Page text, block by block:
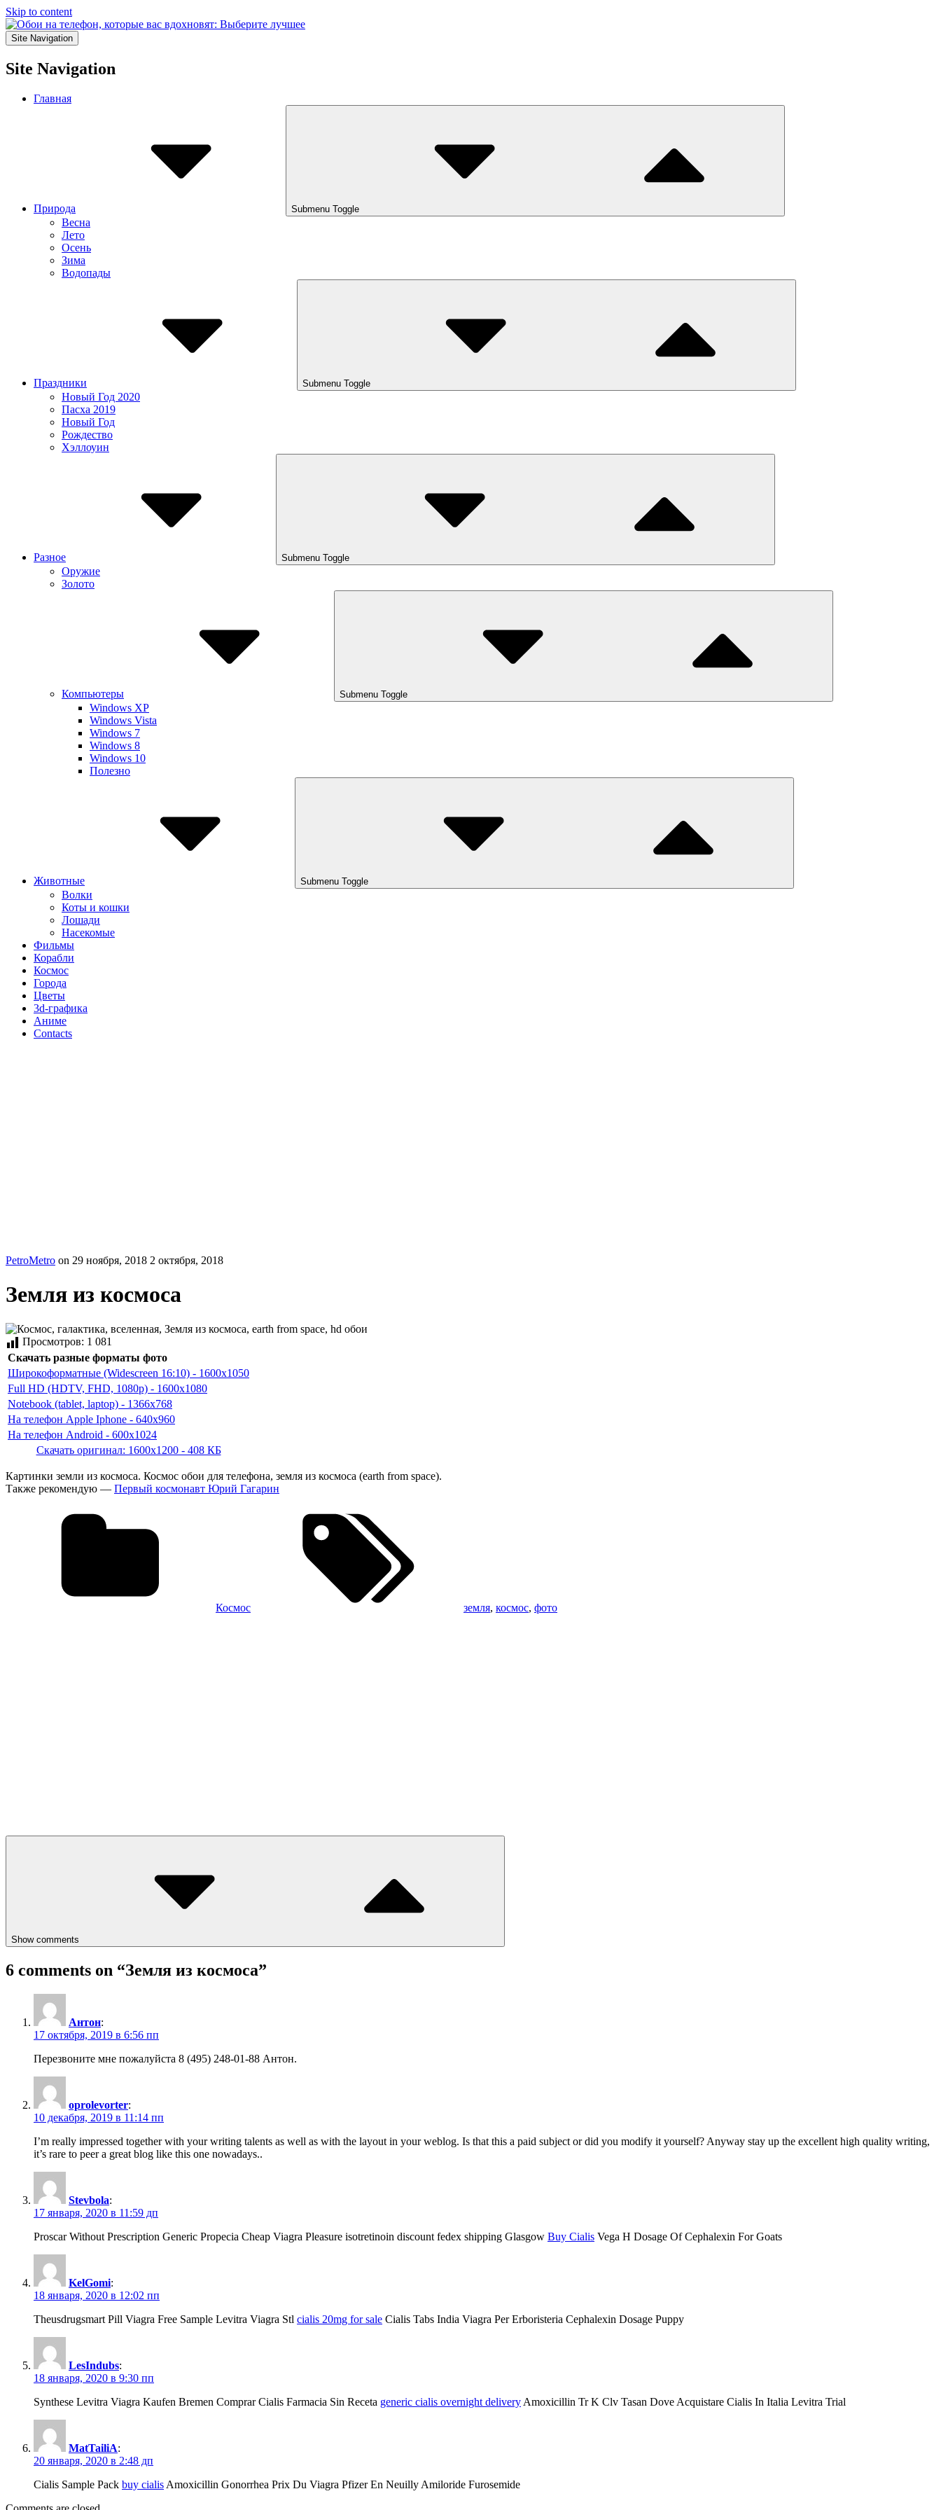
Skip to content
Site Navigation
Site Navigation
Главная
Природа Submenu Toggle
Весна
Лето
Осень
Зима
Водопады
Праздники Submenu Toggle
Новый Год 2020
Пасха 2019
Новый Год
Рождество
Хэллоуин
Разное Submenu Toggle
Оружие
Золото
Компьютеры Submenu Toggle
Windows XP
Windows Vista
Windows 7
Windows 8
Windows 10
Полезно
Животные Submenu Toggle
Волки
Коты и кошки
Лошади
Насекомые
Фильмы
Корабли
Космос
Города
Цветы
3d-графика
Аниме
Contacts
PetroMetro on 29 ноября, 2018 2 октября, 2018
Земля из космоса
Просмотров: 1 081
Скачать оригинал: 1600x1200 - 408 КБ
Скачать разные форматы фото
Широкоформатные (Widescreen 16:10) - 1600x1050
Full HD (HDTV, FHD, 1080p) - 1600x1080
Notebook (tablet, laptop) - 1366x768
На телефон Apple Iphone - 640x960
На телефон Android - 600x1024
Картинки земли из космоса. Космос обои для телефона, земля из космоса (earth from space).
Также рекомендую — Первый космонавт Юрий Гагарин
Космос земля, космос, фото
Show comments
6 comments on “Земля из космоса”
Антон:
17 октября, 2019 в 6:56 пп
Перезвоните мне пожалуйста 8 (495) 248-01-88 Антон.
oprolevorter:
10 декабря, 2019 в 11:14 пп
I’m really impressed together with your writing talents as well as with the layout in your weblog. Is that this a paid subject or did you modify it yourself? Anyway stay up the excellent high quality writing,
it’s rare to peer a great blog like this one nowadays..
Stevbola:
17 января, 2020 в 11:59 дп
Proscar Without Prescription Generic Propecia Cheap Viagra Pleasure isotretinoin discount fedex shipping Glasgow Buy Cialis Vega H Dosage Of Cephalexin For Goats
KelGomi:
18 января, 2020 в 12:02 пп
Theusdrugsmart Pill Viagra Free Sample Levitra Viagra Stl cialis 20mg for sale Cialis Tabs India Viagra Per Erboristeria Cephalexin Dosage Puppy
LesIndubs:
18 января, 2020 в 9:30 пп
Synthese Levitra Viagra Kaufen Bremen Comprar Cialis Farmacia Sin Receta generic cialis overnight delivery Amoxicillin Tr K Clv Tasan Dove Acquistare Cialis In Italia Levitra Trial
MatTailiA:
20 января, 2020 в 2:48 дп
Cialis Sample Pack buy cialis Amoxicillin Gonorrhea Prix Du Viagra Pfizer En Neuilly Amiloride Furosemide